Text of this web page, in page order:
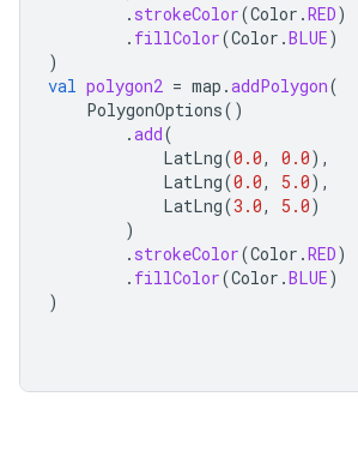
.strokeColor(Color.RED
.fillColor(Color.BLUE
val polygon2 = map.addPolygon
PolygonOptions
.add
LatLng(0.0 , 0.0
LatLng(0.0 , 5.0
LatLng(3.0 , 5.0
.strokeColor(Color.RED
.fillColor(Color.BLUE